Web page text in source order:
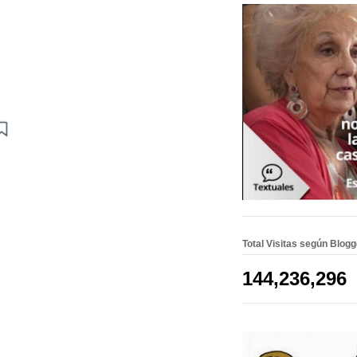
Total Visitas según
144,236,296